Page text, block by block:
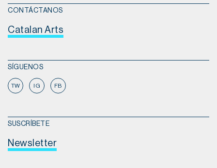
CONTÁCTANOS
Catalan Arts
SÍGUENOS
TW IG FB
SUSCRÍBETE
Newsletter